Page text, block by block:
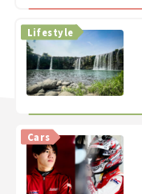
Lifestyle
Cars